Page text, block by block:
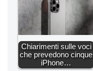
Chiarimenti sulle voci
che prevedono cinque
iPhone…